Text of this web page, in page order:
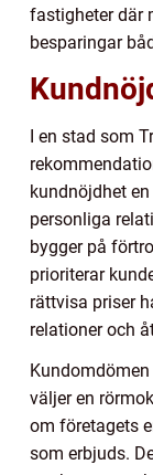
fastigheter där
besparingar
I en stad som
kundnöjdhet
personliga
bygger på
prioriterar
rättvisa priser
relationer och
väljer en
om företagets
som erbjuds.